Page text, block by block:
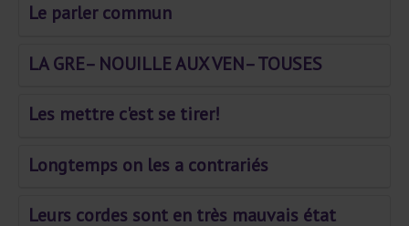
Le parler commun
LA GRE– NOUILLE AUX VEN– TOUSES
Les mettre c'est se tirer!
Longtemps on les a contrariés
Leurs cordes sont en très mauvais état